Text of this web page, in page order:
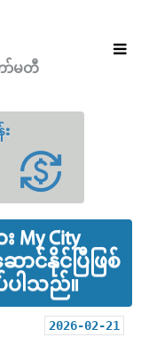
ာ်မတီ
My City
ာင်နိုင်ပြီဖြစ်
ပါသည်။
2026-02-21